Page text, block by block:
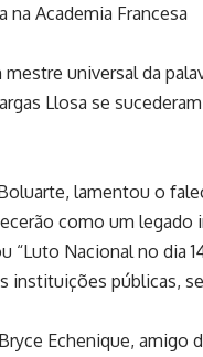
na Academia Francesa
mestre universal da
Llosa se
lamentou o
como um legado
“Luto Nacional no dia
instituições públicas,
Echenique, amigo